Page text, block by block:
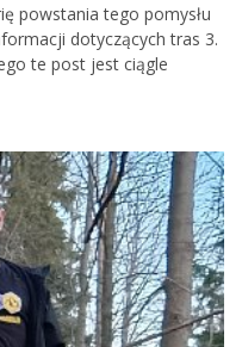
powstania tego pomysłu
dotyczących tras 3.
te post jest ciągle